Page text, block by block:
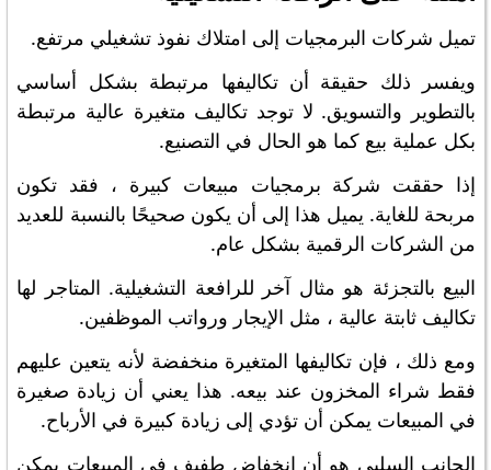
تميل شركات البرمجيات إلى امتلاك نفوذ تشغيلي مرتفع.
ويفسر ذلك حقيقة أن تكاليفها مرتبطة بشكل أساسي
بالتطوير والتسويق. لا توجد تكاليف متغيرة عالية مرتبطة
بكل عملية بيع كما هو الحال في التصنيع.
إذا حققت شركة برمجيات مبيعات كبيرة ، فقد تكون
مربحة للغاية. يميل هذا إلى أن يكون صحيحًا بالنسبة للعديد
من الشركات الرقمية بشكل عام.
البيع بالتجزئة هو مثال آخر للرافعة التشغيلية. المتاجر لها
تكاليف ثابتة عالية ، مثل الإيجار ورواتب الموظفين.
ومع ذلك ، فإن تكاليفها المتغيرة منخفضة لأنه يتعين عليهم
فقط شراء المخزون عند بيعه. هذا يعني أن زيادة صغيرة
في المبيعات يمكن أن تؤدي إلى زيادة كبيرة في الأرباح.
الجانب السلبي هو أن انخفاض طفيف في المبيعات يمكن